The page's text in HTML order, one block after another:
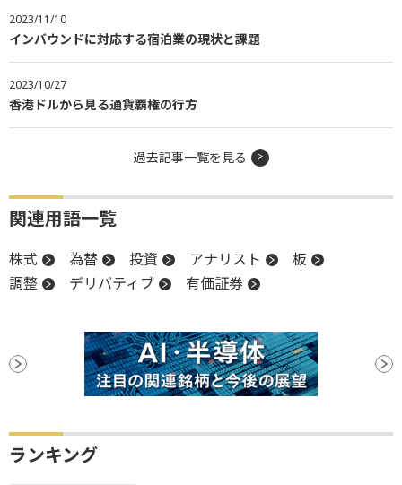
2023/11/10
インバウンドに対応する宿泊業の現状と課題
2023/10/27
香港ドルから見る通貨覇権の行方
過去記事一覧を見る
関連用語一覧
株式 為替 投資 アナリスト
板
調整
デリバティブ 有価証券
ランキング